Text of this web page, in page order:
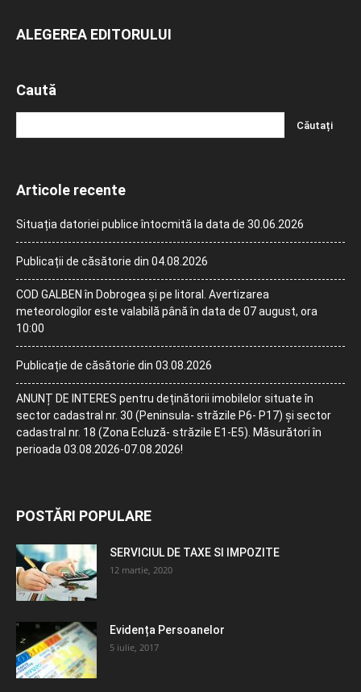
ALEGEREA EDITORULUI
Caută
Articole recente
Situația datoriei publice întocmită la data de 30.06.2026
Publicații de căsătorie din 04.08.2026
COD GALBEN în Dobrogea și pe litoral. Avertizarea
meteorologilor este valabilă până în data de 07 august, ora
10:00
Publicație de căsătorie din 03.08.2026
ANUNȚ DE INTERES pentru deținătorii imobilelor situate în
sector cadastral nr. 30 (Peninsula- străzile P6- P17) și sector
cadastral nr. 18 (Zona Ecluză- străzile E1-E5). Măsurători în
perioada 03.08.2026-07.08.2026!
POSTĂRI POPULARE
SERVICIUL DE TAXE SI IMPOZITE
12 martie, 2020
Evidența Persoanelor
5 iulie, 2017